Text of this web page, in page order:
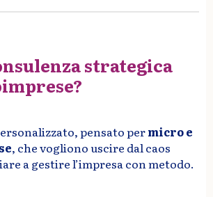
strategica
pensato permicro e
, che vogliono uscire dal caos
a gestire l’impresa con metodo.